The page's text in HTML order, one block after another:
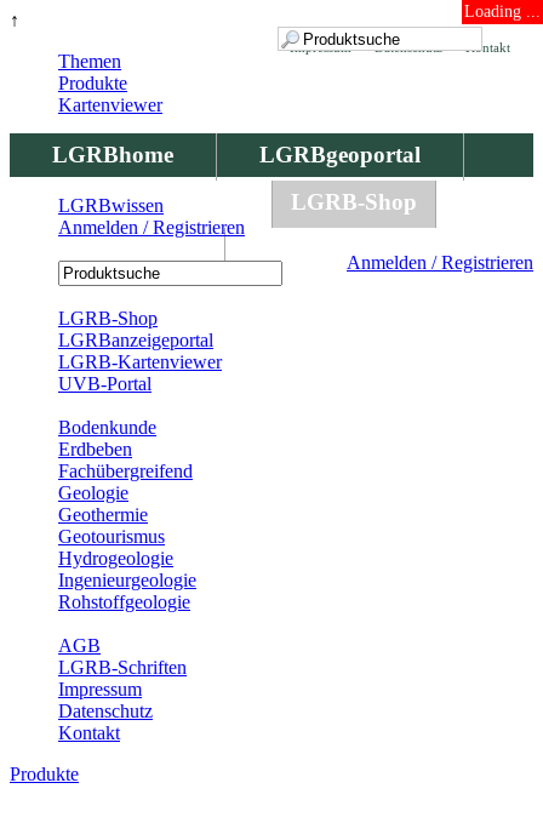
↑ Loading ...
Kontakt
Datenschutz
Impressum
LGRBhome
LGRBgeoportal
LGRBbohrungen
LGRB-Shop
Anmelden / Registrieren
Themen
Produkte
Kartenviewer
LGRBwissen
Anmelden / Registrieren
LGRB-Shop
LGRBanzeigeportal
LGRB-Kartenviewer
UVB-Portal
Bodenkunde
Erdbeben
Fachübergreifend
Geologie
Geothermie
Geotourismus
Hydrogeologie
Ingenieurgeologie
Rohstoffgeologie
AGB
LGRB-Schriften
Impressum
Datenschutz
Kontakt
Produkte